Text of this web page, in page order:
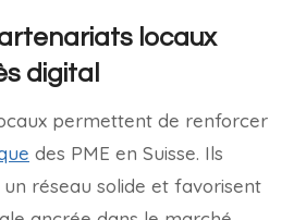
locaux
digital
permettent de renforcer
des PME en Suisse. Ils
un réseau solide et favorisent